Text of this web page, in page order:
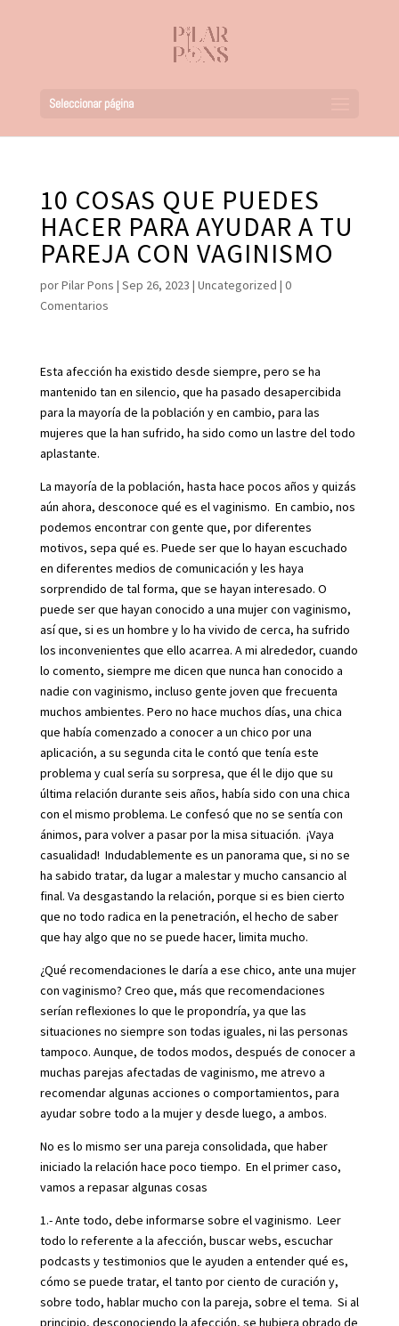
Seleccionar página
10 COSAS QUE PUEDES
HACER PARA AYUDAR A TU
PAREJA CON VAGINISMO
porPilar Pons | Sep 26, 2023 | Uncategorized | 0
Comentarios
Esta afección ha existido desde siempre, pero se ha
mantenido tan en silencio, que ha pasado desapercibida
para la mayoría de la población y en cambio, para las
mujeres que la han sufrido, ha sido como un lastre del todo
aplastante.
La mayoría de la población, hasta hace pocos años y quizás
aún ahora, desconoce qué es el vaginismo. En cambio, nos
podemos encontrar con gente que, por diferentes
motivos, sepa qué es. Puede ser que lo hayan escuchado
en diferentes medios de comunicación y les haya
sorprendido de tal forma, que se hayan interesado. O
puede ser que hayan conocido a una mujer con vaginismo,
así que, si es un hombre y lo ha vivido de cerca, ha sufrido
los inconvenientes que ello acarrea. A mi alrededor, cuando
lo comento, siempre me dicen que nunca han conocido a
nadie con vaginismo, incluso gente joven que frecuenta
muchos ambientes. Pero no hace muchos días, una chica
que había comenzado a conocer a un chico por una
aplicación, a su segunda cita le contó que tenía este
problema y cual sería su sorpresa, que él le dijo que su
última relación durante seis años, había sido con una chica
con el mismo problema. Le confesó que no se sentía con
ánimos, para volver a pasar por la misa situación. ¡Vaya
casualidad! Indudablemente es un panorama que, si no se
ha sabido tratar, da lugar a malestar y mucho cansancio al
final. Va desgastando la relación, porque si es bien cierto
que no todo radica en la penetración, el hecho de saber
que hay algo que no se puede hacer, limita mucho.
¿Qué recomendaciones le daría a ese chico, ante una mujer
con vaginismo? Creo que, más que recomendaciones
serían reflexiones lo que le propondría, ya que las
situaciones no siempre son todas iguales, ni las personas
tampoco. Aunque, de todos modos, después de conocer a
muchas parejas afectadas de vaginismo, me atrevo a
recomendar algunas acciones o comportamientos, para
ayudar sobre todo a la mujer y desde luego, a ambos.
No es lo mismo ser una pareja consolidada, que haber
iniciado la relación hace poco tiempo. En el primer caso,
vamos a repasar algunas cosas
1.- Ante todo, debe informarse sobre el vaginismo. Leer
todo lo referente a la afección, buscar webs, escuchar
podcasts y testimonios que le ayuden a entender qué es,
cómo se puede tratar, el tanto por ciento de curación y,
sobre todo, hablar mucho con la pareja, sobre el tema. Si al
principio, desconociendo la afección, se hubiera obrado de